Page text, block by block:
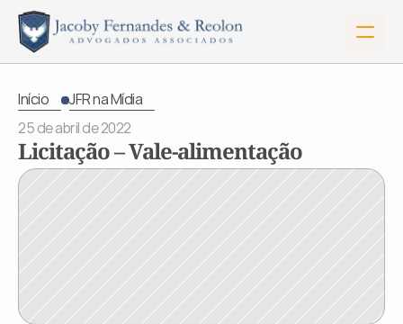
Início
JFR na Mídia
25 de abril de 2022
Licitação – Vale-alimentação